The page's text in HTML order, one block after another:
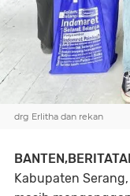
drg Erlitha dan rekan
Kabupaten